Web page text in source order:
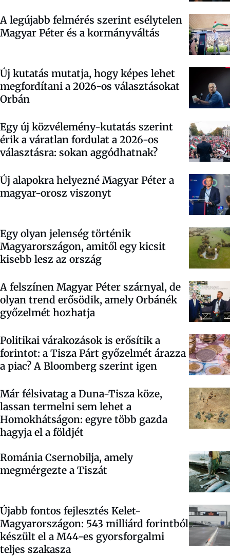
A legújabb felmérés szerint esélytelen
Magyar Péter és a kormányváltás
Új kutatás mutatja, hogy képes lehet
megfordítani a 2026-os választásokat
Orbán
Egy új közvélemény-kutatás szerint
érik a váratlan fordulat a 2026-os
választásra: sokan aggódhatnak?
Új alapokra helyezné Magyar Péter a
magyar-orosz viszonyt
Egy olyan jelenség történik
Magyarországon, amitől egy kicsit
kisebb lesz az ország
A felszínen Magyar Péter szárnyal, de
olyan trend erősödik, amely Orbánék
győzelmét hozhatja
Politikai várakozások is erősítik a
forintot: a Tisza Párt győzelmét árazza
a piac? A Bloomberg szerint igen
Már félsivatag a Duna-Tisza köze,
lassan termelni sem lehet a
Homokhátságon: egyre több gazda
hagyja el a földjét
Románia Csernobilja, amely
megmérgezte a Tiszát
Újabb fontos fejlesztés Kelet-
Magyarországon: 543 milliárd forintból
készült el a M44-es gyorsforgalmi
teljes szakasza